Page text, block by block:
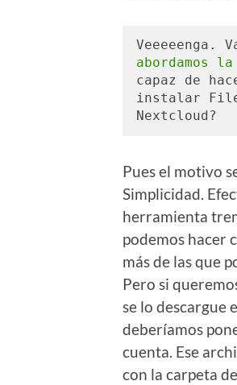
Veeeeenga.
abordamos
capaz de
instalar
Nextcloud?
Pues el motivo
Simplicidad.
herramienta
podemos hacer
más de las que
Pero si
se lo descargue
deberíamos
cuenta. Ese
con la carpeta